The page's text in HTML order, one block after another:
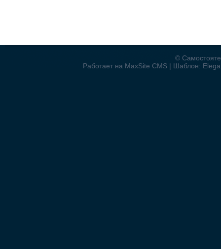
©
Работает на MaxSite CMS | Шаблон: